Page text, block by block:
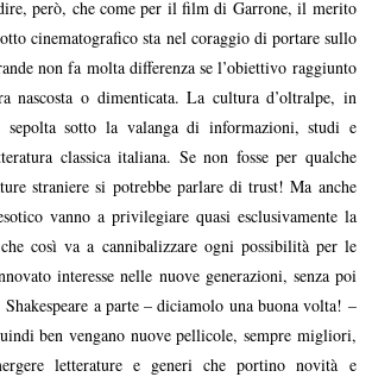
però, che come per il film di Garrone, il merito
cinematografico sta nel coraggio di portare sullo
non fa molta differenza se l’obiettivo raggiunto
nascosta o dimenticata. La cultura d’oltralpe, in
sepolta sotto la valanga di informazioni, studi e
classica italiana. Se non fosse per qualche
straniere si potrebbe parlare di trust! Ma anche
vanno a privilegiare quasi esclusivamente la
che così va a cannibalizzare ogni possibilità per le
interesse nelle nuove generazioni, senza poi
a parte – diciamolo una buona volta! –
ben vengano nuove pellicole, sempre migliori,
letterature e generi che portino novità e